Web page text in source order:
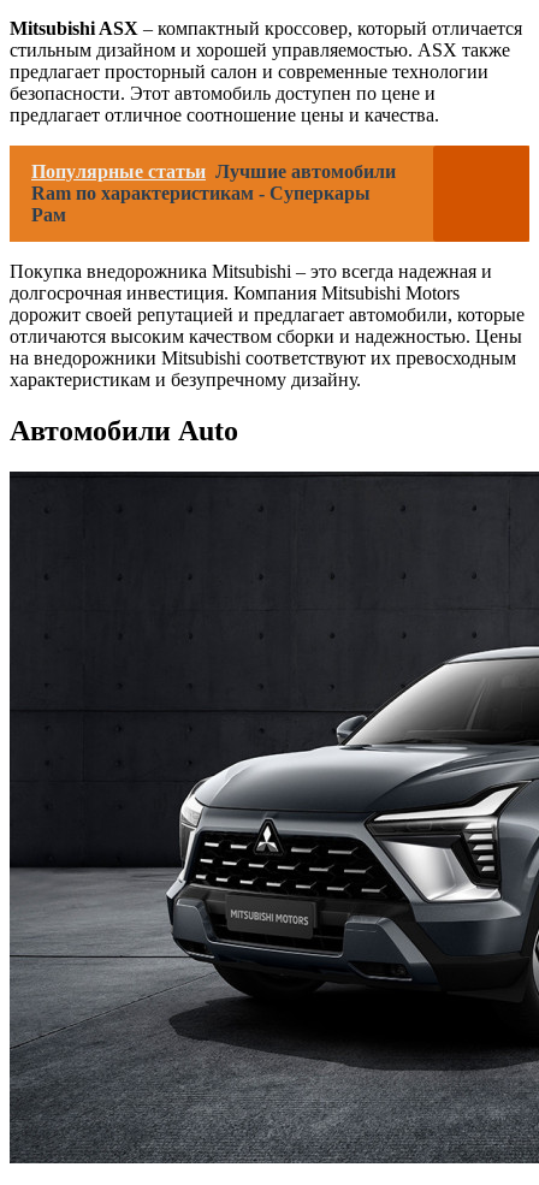
Mitsubishi ASX – компактный кроссовер, который отличается
стильным дизайном и хорошей управляемостью. ASX также
предлагает просторный салон и современные технологии
безопасности. Этот автомобиль доступен по цене и
предлагает отличное соотношение цены и качества.
Популярные статьи Лучшие автомобили
Ram по характеристикам - Суперкары
Рам
Покупка внедорожника Mitsubishi – это всегда надежная и
долгосрочная инвестиция. Компания Mitsubishi Motors
дорожит своей репутацией и предлагает автомобили, которые
отличаются высоким качеством сборки и надежностью. Цены
на внедорожники Mitsubishi соответствуют их превосходным
характеристикам и безупречному дизайну.
Автомобили Auto